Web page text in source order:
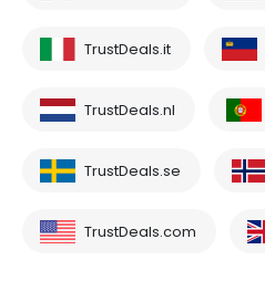
TrustDeals.it
TrustDeals.nl
TrustDeals.se
TrustDeals.com